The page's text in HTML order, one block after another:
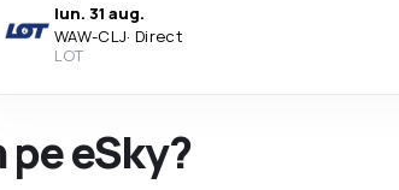
lun. 31 aug.
WAW-CLJ· Direct
LOT
eSky?